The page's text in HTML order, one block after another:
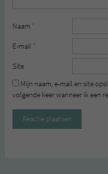
Naam *
E-mail *
Site
Mijn naam, e-mail en site
volgende keer wanneer ik een